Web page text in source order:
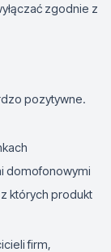
zgodnie z
pozytywne.
domofonowymi
z których produkt
firm,